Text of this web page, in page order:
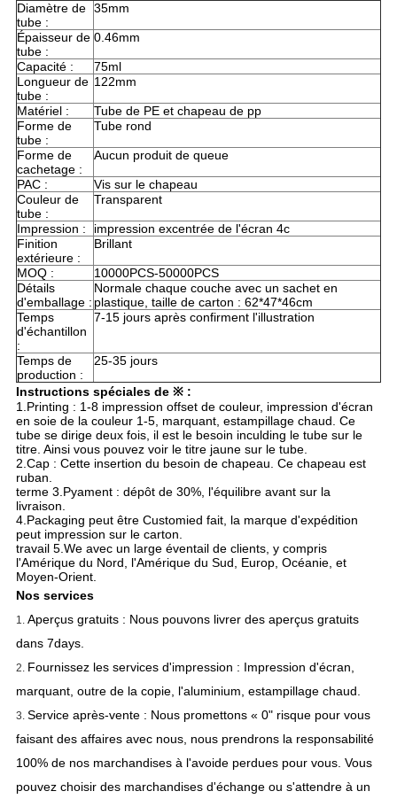
Diamètre de
tube :
35mm
Épaisseur de
tube :
0.46mm
Capacité :
75ml
Longueur de
tube :
122mm
Matériel :
Tube de PE et chapeau de pp
Forme de
tube :
Tube rond
Forme de
cachetage :
Aucun produit de queue
PAC :
Vis sur le chapeau
Couleur de
tube :
Transparent
Impression :
impression excentrée de l'écran 4c
Finition
extérieure :
Brillant
MOQ :
10000PCS-50000PCS
Détails
d'emballage :
Normale chaque couche avec un sachet en
plastique, taille de carton : 62*47*46cm
Temps
d'échantillon
:
7-15 jours après confirment l'illustration
Temps de
production :
25-35 jours
Instructions spéciales de ※ :
1.Printing : 1-8 impression offset de couleur, impression d'écran
en soie de la couleur 1-5, marquant, estampillage chaud. Ce
tube se dirige deux fois, il est le besoin inculding le tube sur le
titre. Ainsi vous pouvez voir le titre jaune sur le tube.
2.Cap : Cette insertion du besoin de chapeau. Ce chapeau est
ruban.
terme 3.Pyament : dépôt de 30%, l'équilibre avant sur la
livraison.
4.Packaging peut être Customied fait, la marque d'expédition
peut impression sur le carton.
travail 5.We avec un large éventail de clients, y compris
l'Amérique du Nord, l'Amérique du Sud, Europ, Océanie, et
Moyen-Orient.
Nos services
1. Aperçus gratuits : Nous pouvons livrer des aperçus gratuits
dans 7days.
2. Fournissez les services d'impression : Impression d'écran,
marquant, outre de la copie, l'aluminium, estampillage chaud.
3. Service après-vente : Nous promettons « 0" risque pour vous
faisant des affaires avec nous, nous prendrons la responsabilité
100% de nos marchandises à l'avoide perdues pour vous. Vous
pouvez choisir des marchandises d'échange ou s'attendre à un